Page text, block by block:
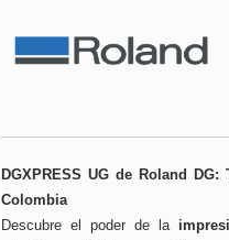
DGXPRESS UG de Roland
Colombia
Descubre el poder de la